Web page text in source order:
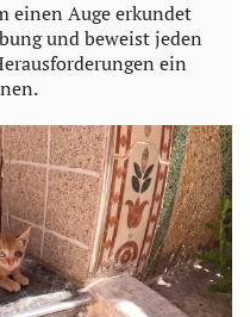
einen Auge erkundet
und beweist jeden
ein